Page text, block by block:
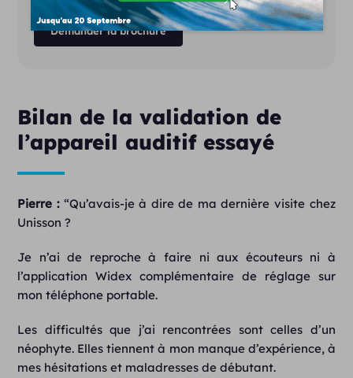
Demander la brochure
Bilan de la validation de
l’appareil auditif essayé
Pierre :“Qu’avais-je à dire de ma dernière visite chez
Unisson ?
Je n’ai de reproche à faire ni aux écouteurs ni à
l’application Widex complémentaire de réglage sur
mon téléphone portable.
Les difficultés que j’ai rencontrées sont celles d’un
néophyte. Elles tiennent à mon manque d’expérience, à
mes hésitations et maladresses de débutant.